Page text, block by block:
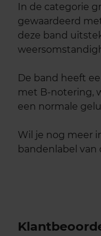
In de categorie
gewaardeerd
deze band
De band heeft
met B-notering,
een normale
Wil je nog meer
bandenlabel van